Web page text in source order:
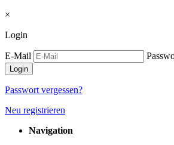
×
Login
E-Mail
Passwort vergessen?
Neu registrieren
Navigation